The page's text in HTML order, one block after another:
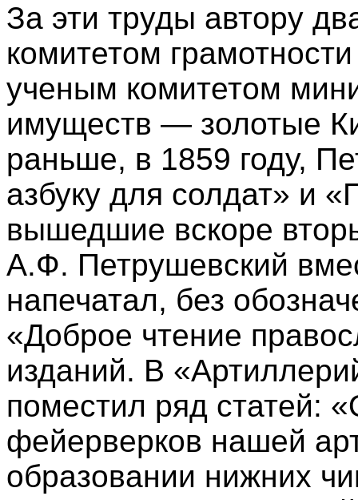
За эти труды автору
комитетом
ученым комитетом
имуществ — золотые
раньше, в 1859 году,
азбуку для солдат» и
вышедшие вскоре
А.Ф. Петрушевский
напечатал, без
«Доброе чтение
изданий. В
поместил ряд статей:
фейерверков нашей
образовании нижних